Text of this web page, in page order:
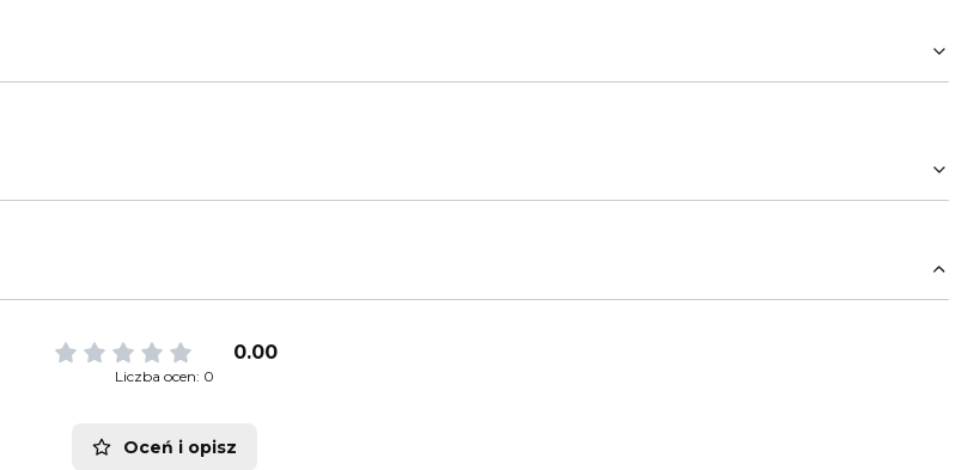
0.00
Liczba ocen: 0
Oceń i opisz